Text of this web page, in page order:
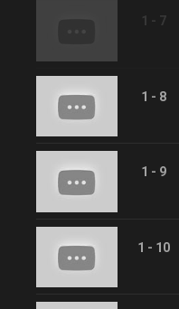
1 - 7
1 - 8
1 - 9
1 - 10